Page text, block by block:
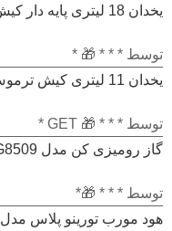
از
یخدان 18 لیتری پایه دار کیش ترموس
امتیاز
1
از
توسط * * * 🎁 *
یخدان 11 لیتری کیش ترموس
امتیاز
1
از
توسط * * * 🎁 GET *
گاز رومیزی کن مدل IG8509
امتیاز
1
از
توسط * * * 🎁*
هود مورب تورینو پلاس مدل TH 903